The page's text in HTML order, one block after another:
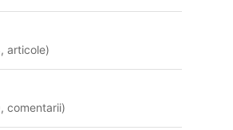
,articole)
,comentarii)